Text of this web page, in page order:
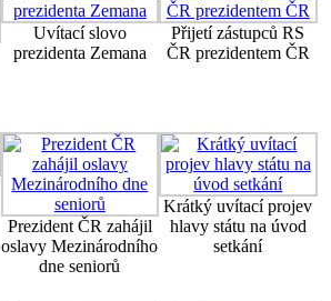
Uvítací slovo
prezidenta Zemana
Přijetí zástupců RS
ČR prezidentem ČR
Prezident ČR zahájil
oslavy Mezinárodního
dne seniorů
Krátký uvítací projev
hlavy státu na úvod
setkání